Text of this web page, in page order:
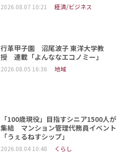
2026.08.07 10:21 経済/ビジネス
行革甲子園 沼尾波子 東洋大学教
授 連載「よんななエコノミー」
2026.08.05 16:36 地域
「100歳現役」目指すシニア1500人が
集結 マンション管理代務員イベント
「うぇるねすシップ」
2026.08.04 10:48 くらし